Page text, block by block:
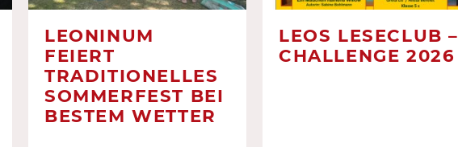
LEONINUM
FEIERT
TRADITIONELLES
SOMMERFEST BEI
BESTEM WETTER
LEOS LESECLUB –
CHALLENGE 2026